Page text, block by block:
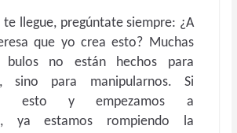
te llegue, pregúntate siempre: ¿A
que yo crea esto? Muchas
bulos no están hechos para
sino para manipularnos. Si
esto y empezamos a
ya estamos rompiendo la